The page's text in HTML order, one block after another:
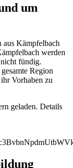
um
aus Kämpfelbach
werden
fündig.
Region
Vorhaben zu
geladen. Details